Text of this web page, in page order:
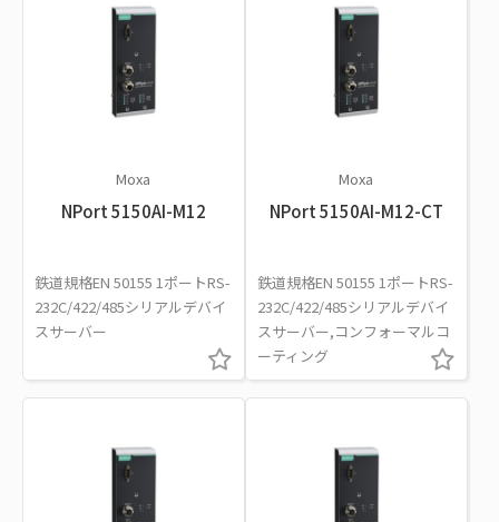
Moxa
NPort 5150AI-M12
鉄道規格EN 50155 1ポートRS-
232C/422/485シリアルデバイ
スサーバー
Moxa
NPort 5150AI-M12-CT
鉄道規格EN 50155 1ポートRS-
232C/422/485シリアルデバイ
スサーバー,コンフォーマルコ
ーティング